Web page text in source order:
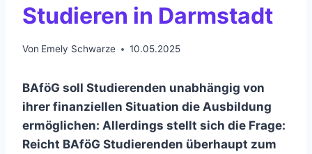
Studieren in Darmstadt
Von Emely Schwarze 10.05.2025
BAföG soll Studierenden unabhängig von
ihrer finanziellen Situation die Ausbildung
ermöglichen: Allerdings stellt sich die Frage:
Reicht BAföG Studierenden überhaupt zum